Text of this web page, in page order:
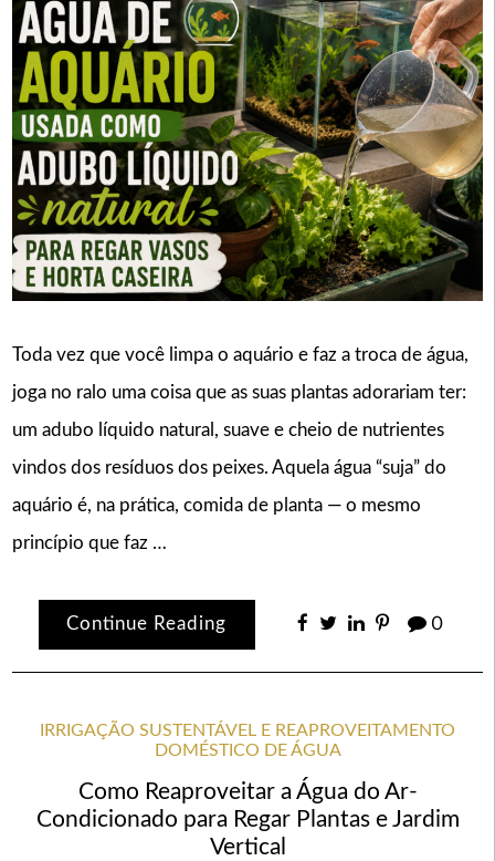
Toda vez que você limpa o aquário e faz a troca de água,
joga no ralo uma coisa que as suas plantas adorariam ter:
um adubo líquido natural, suave e cheio de nutrientes
vindos dos resíduos dos peixes. Aquela água “suja” do
aquário é, na prática, comida de planta — o mesmo
princípio que faz …
Continue Reading 0
IRRIGAÇÃO SUSTENTÁVEL E REAPROVEITAMENTO
DOMÉSTICO DE ÁGUA
Como Reaproveitar a Água do Ar-
Condicionado para Regar Plantas e Jardim
Vertical